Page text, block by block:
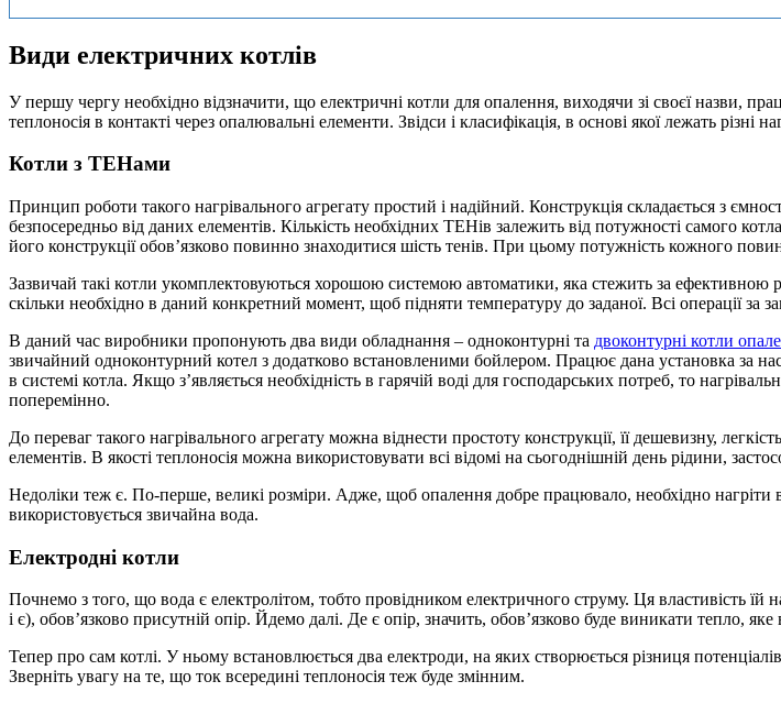
Види електричних котлів
У першу чергу необхідно відзначити, що електричні котли для опалення, виходячи зі своєї назви,
теплоносія в контакті через опалювальні елементи. Звідси і класифікація, в основі якої лежать різні
Котли з ТЕНами
Принцип роботи такого нагрівального агрегату простий і надійний. Конструкція складається з
безпосередньо від даних елементів. Кількість необхідних ТЕНів залежить від потужності самого
його конструкції обов’язково повинно знаходитися шість тенів. При цьому потужність кожного
Зазвичай такі котли укомплектовуються хорошою системою автоматики, яка стежить за
скільки необхідно в даний конкретний момент, щоб підняти температуру до заданої. Всі операції за
В даний час виробники пропонують два види обладнання – одноконтурні та двоконтурні котли
звичайний одноконтурний котел з додатково встановленими бойлером. Працює дана установка за
в системі котла. Якщо з’являється необхідність в гарячій воді для господарських потреб, то
поперемінно.
До переваг такого нагрівального агрегату можна віднести простоту конструкції, її дешевизну,
елементів. В якості теплоносія можна використовувати всі відомі на сьогоднішній день рідини,
Недоліки теж є. По-перше, великі розміри. Адже, щоб опалення добре працювало, необхідно нагріти
використовується звичайна вода.
Електродні котли
Почнемо з того, що вода є електролітом, тобто провідником електричного струму. Ця властивість
і є), обов’язково присутній опір. Йдемо далі. Де є опір, значить, обов’язково буде виникати тепло,
Тепер про сам котлі. У ньому встановлюється два електроди, на яких створюється різниця
Зверніть увагу на те, що ток всередині теплоносія теж буде змінним.